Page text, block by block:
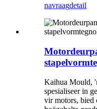
navraagdetail
Kaihua Mould,
spesialiseer in
vir motors, bied